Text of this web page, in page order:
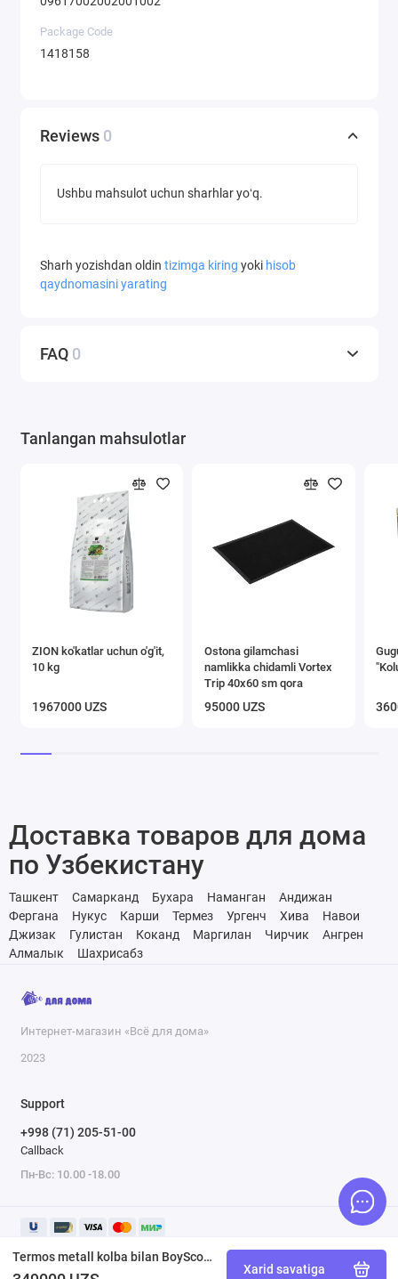
Termos metall kolba bilan BoyScout 61071 1 l
Xarid savatiga
Package Code
1418158
Reviews 0
Ushbu mahsulot uchun sharhlar yoʻq.
Sharh yozishdan oldin tizimga kiring yoki hisob
qaydnomasini yarating
FAQ 0
Tanlangan mahsulotlar
ZION ko'katlar uchun o'g'it,
10 kg
1967000 UZS
Ostona gilamchasi
namlikka chidamli Vortex
Trip 40х60 sm qora
95000 UZS
Доставка товаров для дома
по Узбекистану
Ташкент Самарканд Бухара Наманган
Андижан
Фергана
Нукус Карши Термез Ургенч Хива
Навои
Джизак
Гулистан Коканд Маргилан Чирчик
Ангрен
Алмалык
Шахрисабз
Интернет-магазин «Всё для дома»
2023
Support
+998 (71) 205-51-00
Callback
Пн-Вс: 10.00 -18.00